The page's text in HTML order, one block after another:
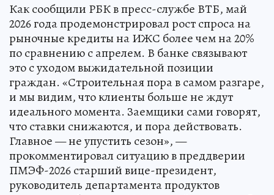
Как сообщили РБК в пресс-службе ВТБ, май
2026 года продемонстрировал рост спроса на
рыночные кредиты на ИЖС более чем на 20%
по сравнению с апрелем. В банке связывают
это с уходом выжидательной позиции
граждан. «Строительная пора в самом разгаре,
и мы видим, что клиенты больше не ждут
идеального момента. Заемщики сами говорят,
что ставки снижаются, и пора действовать.
Главное — не упустить сезон», —
прокомментировал ситуацию в преддверии
ПМЭФ-2026 старший вице-президент,
руководитель департамента продуктов